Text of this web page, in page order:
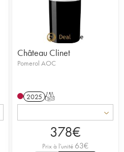
Château Clinet
Pomerol AOC
2025 T
378€
Prix à l'unité 63€